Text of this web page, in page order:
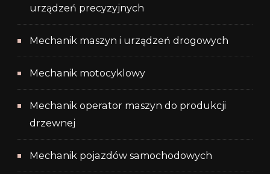
urządzeń precyzyjnych
Mechanik maszyn i urządzeń drogowych
Mechanik motocyklowy
Mechanik operator maszyn do produkcji
drzewnej
Mechanik pojazdów samochodowych